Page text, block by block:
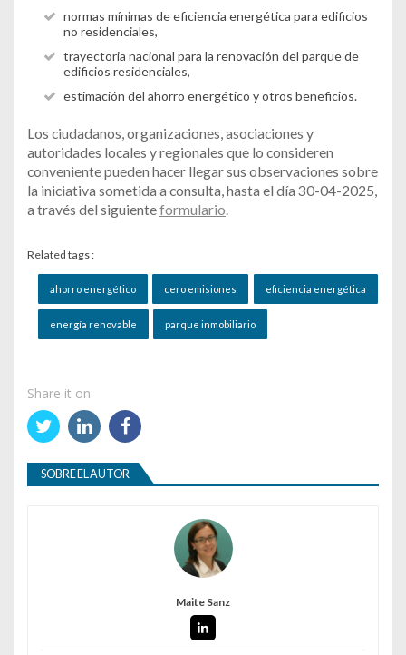
normas mínimas de eficiencia energética para edificios
no residenciales,
trayectoria nacional para la renovación del parque de
edificios residenciales,
estimación del ahorro energético y otros beneficios.
Los ciudadanos, organizaciones, asociaciones y
autoridades locales y regionales que lo consideren
conveniente pueden hacer llegar sus observaciones sobre
la iniciativa sometida a consulta, hasta el día 30-04-2025,
a través del siguienteformulario.
Related tags :
ahorro energético cero emisiones eficiencia energética
energía renovable parque inmobiliario
Share it on:
SOBRE EL AUTOR
Maite Sanz